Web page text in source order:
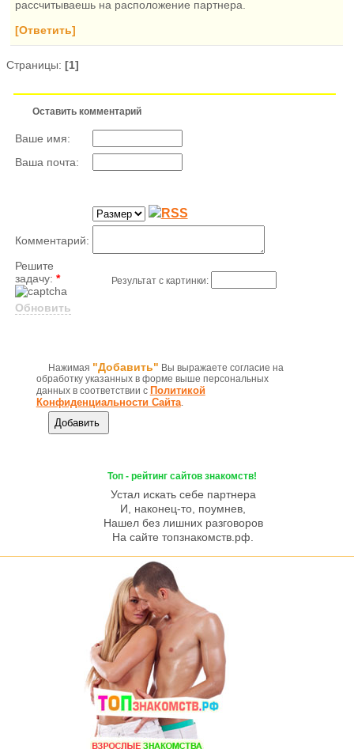
рассчитываешь на расположение партнера.
[Ответить]
Страницы: [1]
Оставить комментарий
Ваше имя:
Ваша почта:
Комментарий:
Решите
задачу: *
Обновить
Результат с картинки:
Нажимая "Добавить" Вы выражаете согласие на
обработку указанных в форме выше персональных
данных в соответствии с Политикой
Конфиденциальности Сайта.
Топ - рейтинг сайтов знакомств!
Устал искать себе партнера
И, наконец-то, поумнев,
Нашел без лишних разговоров
На сайте топзнакомств.рф.